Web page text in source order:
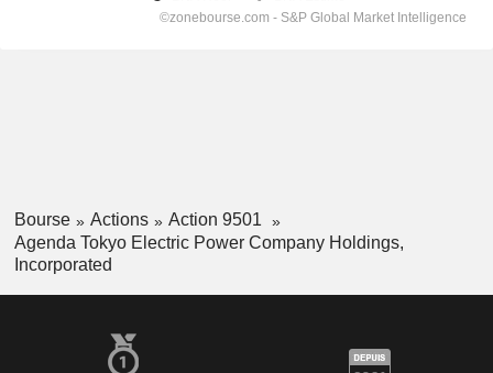
Bourse Actions
Action 9501
Agenda Tokyo Electric Power Company Holdings,
Incorporated